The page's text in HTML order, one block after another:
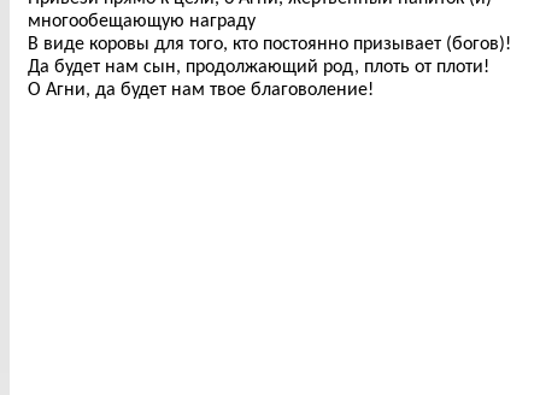
многообещающую награду
В виде коровы для того, кто постоянно призывает (богов)!
Да будет нам сын, продолжающий род, плоть от плоти!
О Агни, да будет нам твое благоволение!